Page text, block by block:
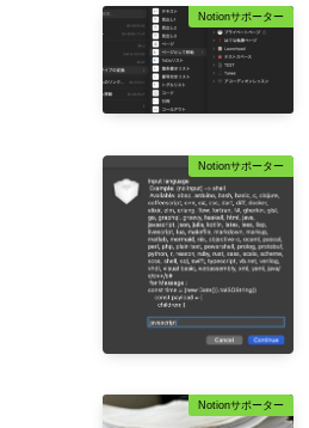
Notionサポーター
Notionサポーター
Notionサポーター